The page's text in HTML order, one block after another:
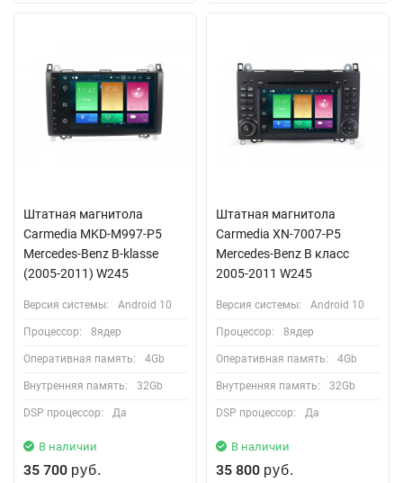
Штатная магнитола
Carmedia MKD-M997-P5
Mercedes-Benz B-klasse
(2005-2011) W245
Версия системы: Android 10
Процессор: 8ядер
Оперативная память: 4Gb
Внутренняя память: 32Gb
DSP процессор: Да
В наличии
35 700 руб.
Штатная магнитола
Carmedia XN-7007-P5
Mercedes-Benz B класс
2005-2011 W245
Версия системы: Android 10
Процессор: 8ядер
Оперативная память: 4Gb
Внутренняя память: 32Gb
DSP процессор: Да
В наличии
35 800 руб.